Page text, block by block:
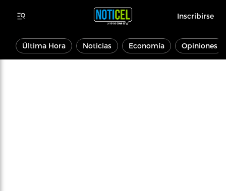
Inscribirse
Última Hora Noticias Economía Opiniones